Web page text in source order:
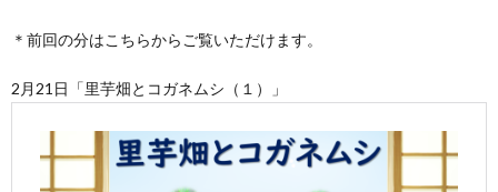
＊前回の分はこちらからご覧いただけます。
2月21日「里芋畑とコガネムシ（１）」